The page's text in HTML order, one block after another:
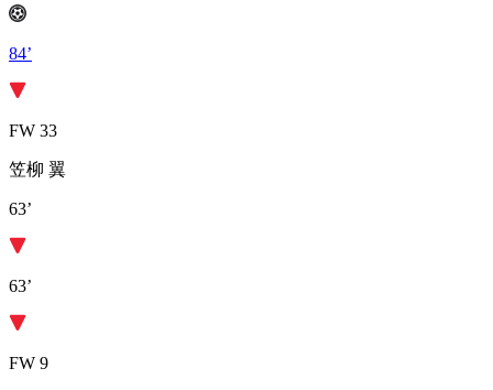
84’
FW 33
笠柳 翼
63’
63’
FW 9